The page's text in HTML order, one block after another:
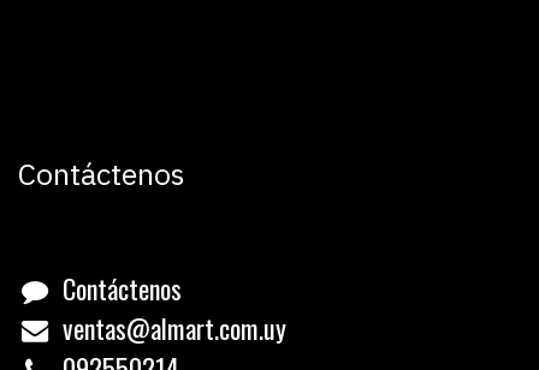
Contáctenos
Contáctenos
ventas@almart.com.uy